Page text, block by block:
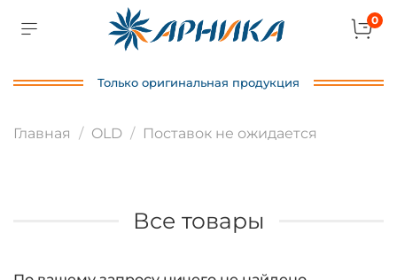
0
Только оригинальная продукция
Главная OLD Поставок не ожидается
Все товары